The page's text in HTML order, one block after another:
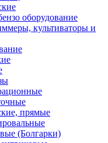
оборудование
культиваторы и
прямые
(Болгарки)